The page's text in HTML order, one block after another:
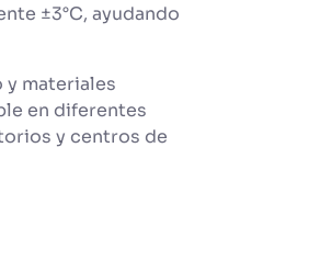
±3°C, ayudando
materiales
en diferentes
y centros de